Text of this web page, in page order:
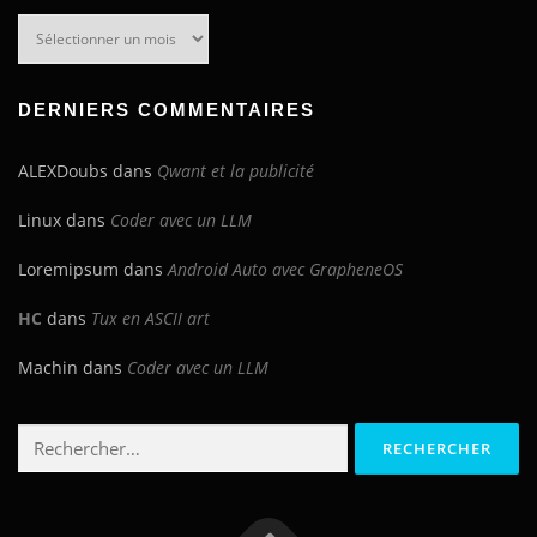
DERNIERS COMMENTAIRES
ALEXDoubs dans Qwant et la publicité
Linux dans Coder avec un LLM
Loremipsum dans Android Auto avec GrapheneOS
HC dans Tux en ASCII art
Machin dans Coder avec un LLM
Rechercher :